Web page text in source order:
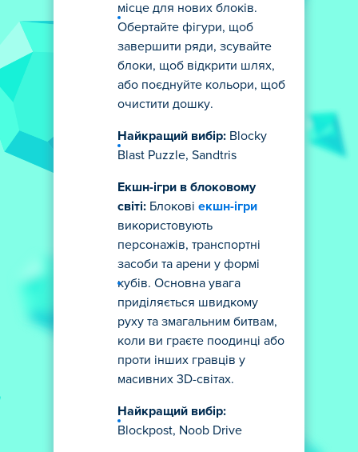
місце для нових блоків.
Обертайте фігури, щоб
завершити ряди, зсувайте
блоки, щоб відкрити шлях,
або поєднуйте кольори, щоб
очистити дошку.
Найкращий вибір: Blocky
Blast Puzzle, Sandtris
Екшн-ігри в блоковому
світі: Блокові екшн-ігри
використовують
персонажів, транспортні
засоби та арени у формі
кубів. Основна увага
приділяється швидкому
руху та змагальним битвам,
коли ви граєте поодинці або
проти інших гравців у
масивних 3D-світах.
Найкращий вибір:
Blockpost, Noob Drive